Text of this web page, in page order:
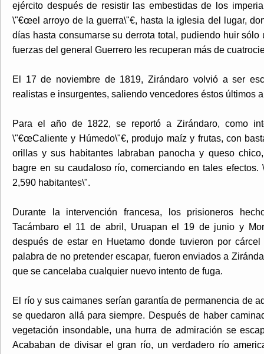
ejército después de resistir las embestidas de los
\"€œel arroyo de la guerra\"€, hasta la iglesia del lugar,
días hasta consumarse su derrota total, pudiendo huir
fuerzas del general Guerrero les recuperan más de
El 17 de noviembre de 1819, Zirándaro volvió a ser
realistas e insurgentes, saliendo vencedores éstos últimos
Para el año de 1822, se reportó a Zirándaro, como
\"€œCaliente y Húmedo\"€, produjo maíz y frutas, con
orillas y sus habitantes labraban panocha y queso
bagre en su caudaloso río, comerciando en tales
2,590 habitantes\".
Durante la intervención francesa, los prisioneros
Tacámbaro el 11 de abril, Uruapan el 19 de junio y
después de estar en Huetamo donde tuvieron por
palabra de no pretender escapar, fueron enviados a
que se cancelaba cualquier nuevo intento de fuga.
El río y sus caimanes serían garantía de permanencia de
se quedaron allá para siempre. Después de haber
vegetación insondable, una hurra de admiración se
Acababan de divisar el gran río, un verdadero río